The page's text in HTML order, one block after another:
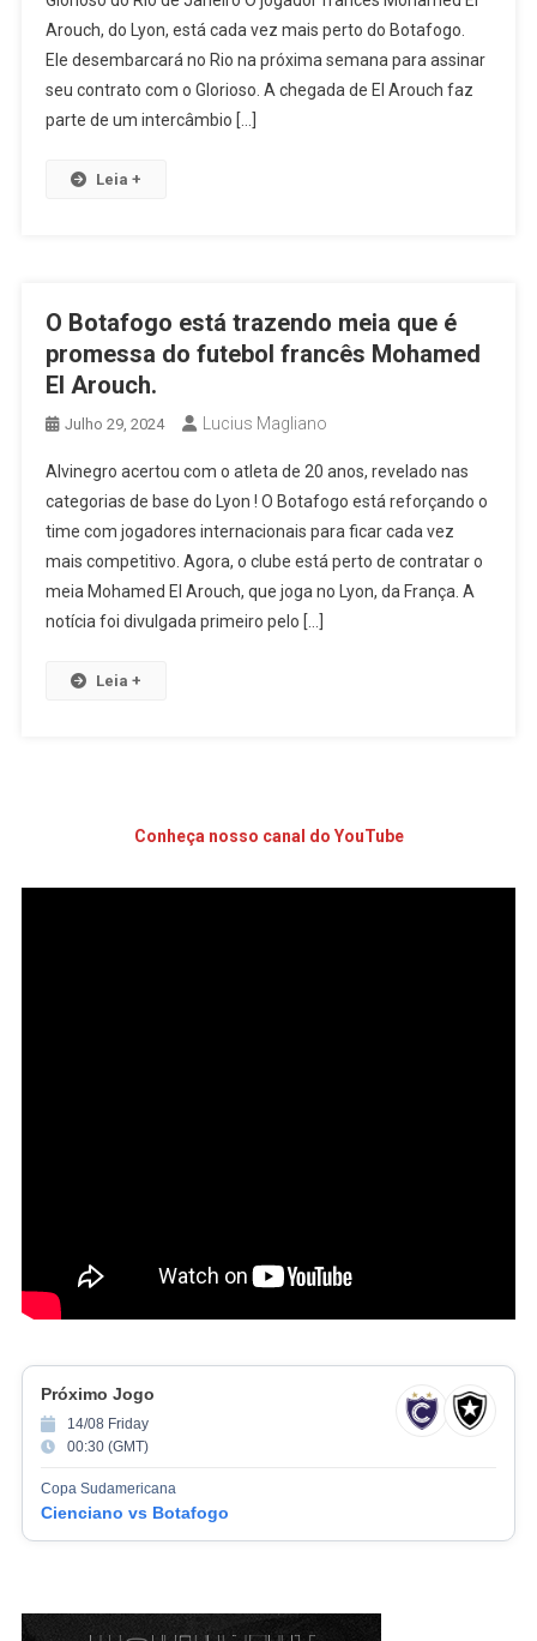
Arouch, do Lyon, está cada vez mais perto do Botafogo.
Ele desembarcará no Rio na próxima semana para assinar
seu contrato com o Glorioso. A chegada de El Arouch faz
parte de um intercâmbio […]
Leia +
O Botafogo está trazendo meia que é
promessa do futebol francês Mohamed
El Arouch.
Julho 29, 2024 Lucius Magliano
Alvinegro acertou com o atleta de 20 anos, revelado nas
categorias de base do Lyon ! O Botafogo está reforçando o
time com jogadores internacionais para ficar cada vez
mais competitivo. Agora, o clube está perto de contratar o
meia Mohamed El Arouch, que joga no Lyon, da França. A
notícia foi divulgada primeiro pelo […]
Leia +
Conheça nosso canal do YouTube
Próximo Jogo
14/08 Friday
00:30 (GMT)
Copa Sudamericana
Cienciano vs Botafogo